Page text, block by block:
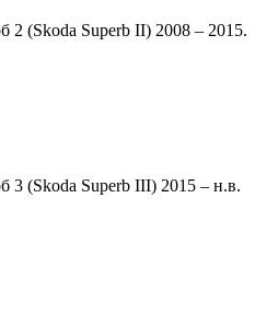
(Skoda Superb II) 2008 – 2015.
3 (Skoda Superb III) 2015 – н.в.